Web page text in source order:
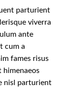
parturient
viverra
ante
cum a
fames risus
himenaeos
nisl parturient